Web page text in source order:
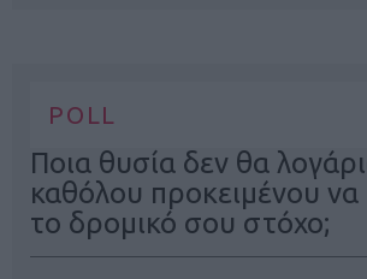
POLL
Ποια θυσία δεν θα
καθόλου προκειμένου να
το δρομικό σου στόχο;